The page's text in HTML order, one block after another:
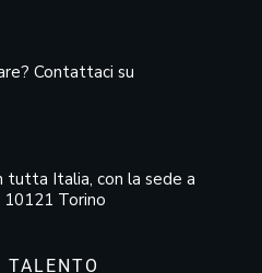
Contattaci su
tutta Italia, con la sede a
10121 Torino
TALENTO